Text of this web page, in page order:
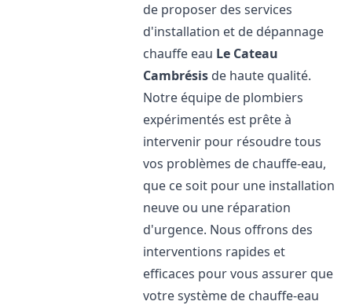
de proposer des services
d'installation et de dépannage
chauffe eau Le Cateau
Cambrésis de haute qualité.
Notre équipe de plombiers
expérimentés est prête à
intervenir pour résoudre tous
vos problèmes de chauffe-eau,
que ce soit pour une installation
neuve ou une réparation
d'urgence. Nous offrons des
interventions rapides et
efficaces pour vous assurer que
votre système de chauffe-eau